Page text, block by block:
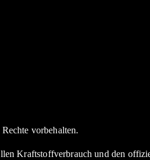
vorbehalten.
Kraftstoffverbrauch und den